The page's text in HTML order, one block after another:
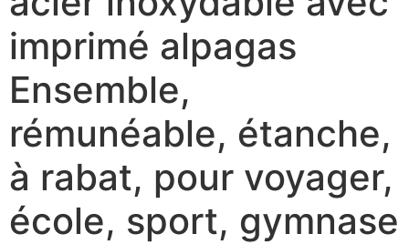
imprimé alpagas
Ensemble,
rémunéable, étanche,
à rabat, pour voyager,
école, sport, gymnase